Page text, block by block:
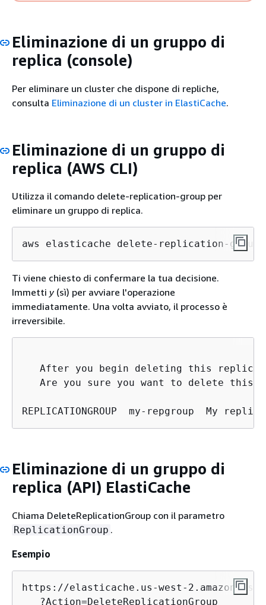
Eliminazione di un gruppo di
replica (console)
Per eliminare un cluster che dispone di repliche,
consulta Eliminazione di un cluster in ElastiCache.
Eliminazione di un gruppo di
replica (AWS CLI)
Utilizza il comando delete-replication-group per
eliminare un gruppo di replica.
aws elasticache delete-replication-
Ti viene chiesto di confermare la tua decisione.
Immetti y (sì) per avviare l'operazione
immediatamente. Una volta avviato, il processo è
irreversibile.
After you begin deleting this
Are you sure you want to delete this
REPLICATIONGROUP  my-repgroup  My
Eliminazione di un gruppo di
replica (API) ElastiCache
Chiama DeleteReplicationGroup con il parametro
ReplicationGroup .
Esempio
https://elasticache.us-west-
   ?Action=DeleteReplicationGroup